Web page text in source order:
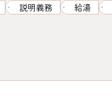
説明義務 給湯